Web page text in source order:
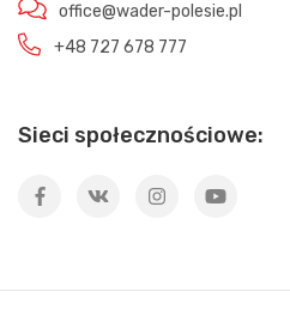
office@wader-polesie.pl
+48 727 678 777
Sieci społecznościowe: